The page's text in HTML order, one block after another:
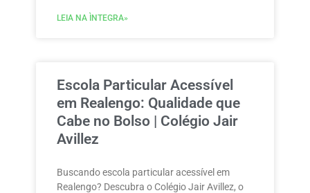
LEIA NA ÌNTEGRA»
Escola Particular Acessível
em Realengo: Qualidade que
Cabe no Bolso | Colégio Jair
Avillez
Buscando escola particular acessível em
Realengo? Descubra o Colégio Jair Avillez, o